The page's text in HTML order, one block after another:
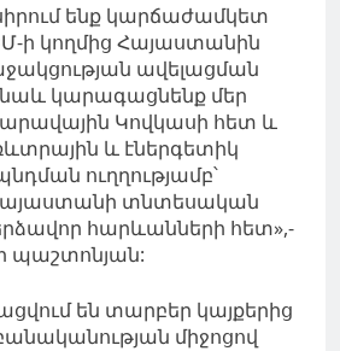
ենք կարճաժամկետ
ի կողմից Հայաստանին
ավելացման
նաև կարագացնենք մեր
Կովկասի հետ և
և էներգետիկ
ուղղությամբ՝
տնտեսական
հարևանների հետ»,-
պաշտոնյան:
են տարբեր կայքերից
միջոցով